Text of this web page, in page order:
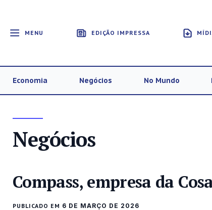
MENU EDIÇÃO IMPRESSA
Economia Negócios No Mundo
Negócios
Compass, empresa da
PUBLICADO EM 6 DE MARÇO DE 2026